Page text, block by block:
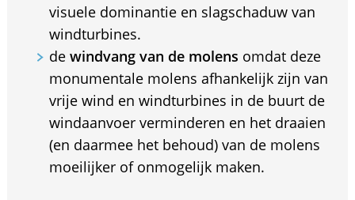
visuele dominantie en slagschaduw van
windturbines.
de windvang van de molens omdat deze
monumentale molens afhankelijk zijn van
vrije wind en windturbines in de buurt de
windaanvoer verminderen en het draaien
(en daarmee het behoud) van de molens
moeilijker of onmogelijk maken.